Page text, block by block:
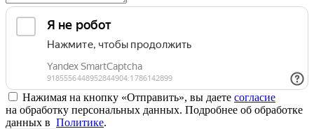
Нажимая на кнопку «Отправить», вы даете согласие
на обработку персональных данных. Подробнее об обработке
данных в Политике.